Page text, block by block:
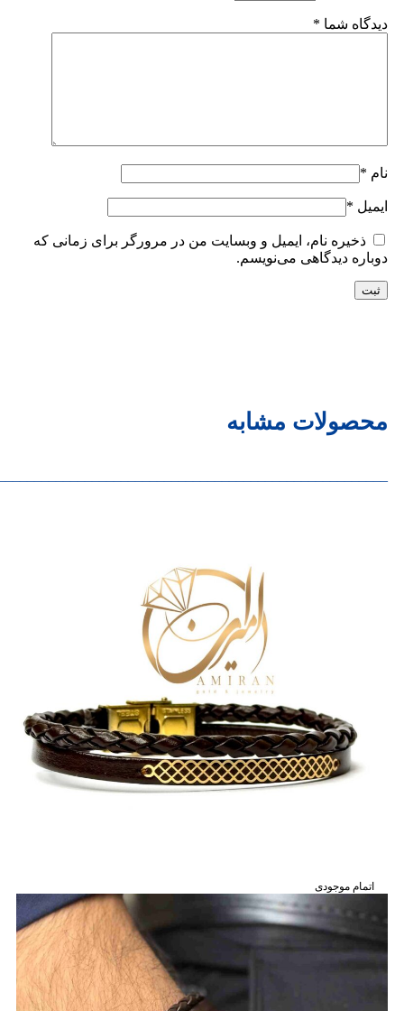
دیدگاه شما *
نام *
ایمیل *
ذخیره نام، ایمیل و وبسایت من در مرورگر برای زمانی که
دوباره دیدگاهی می‌نویسم.
محصولات مشابه
اتمام موجودی